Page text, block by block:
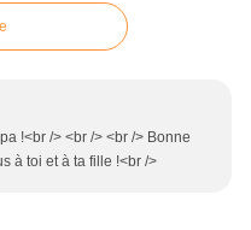
!<br /> <br /> <br /> Bonne
à toi et à ta fille !<br />